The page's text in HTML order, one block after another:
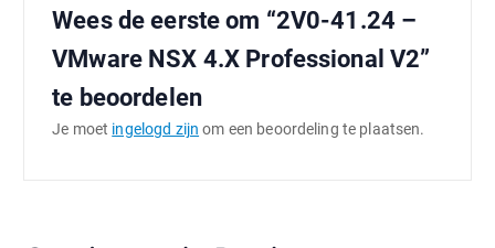
Wees de eerste om “2V0-41.24 –
VMware NSX 4.X Professional V2”
te beoordelen
Je moet ingelogd zijn om een beoordeling te plaatsen.